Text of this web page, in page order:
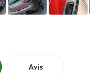
Avis